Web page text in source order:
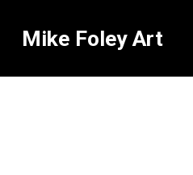
Mike Foley Art